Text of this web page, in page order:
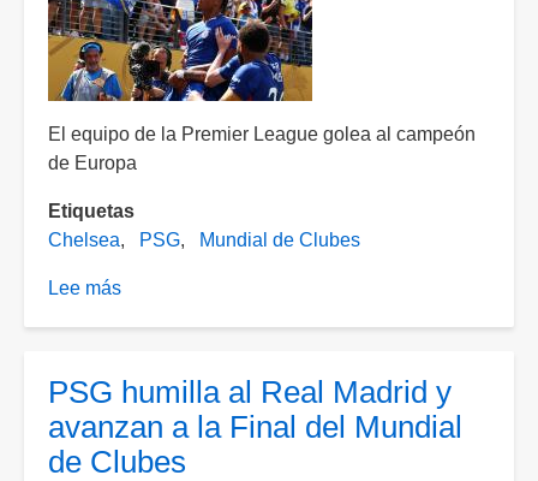
final
del
Mundial
de
Clubes
El equipo de la Premier League golea al campeón
de Europa
Etiquetas
Chelsea
PSG Mundial de Clubes
Lee más
se
lleva
el
PSG humilla al Real Madrid y
avanzan a la Final del Mundial
de Clubes